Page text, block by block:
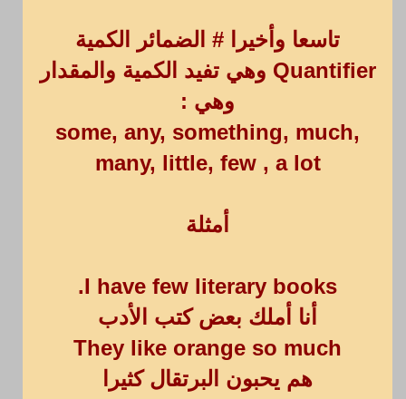
تاسعا وأخيرا # الضمائر الكمية
Quantifier وهي تفيد الكمية والمقدار
وهي :
some, any, something, much,
many, little, few , a lot
أمثلة
I have few literary books.
أنا أملك بعض كتب الأدب
They like orange so much
هم يحبون البرتقال كثيرا